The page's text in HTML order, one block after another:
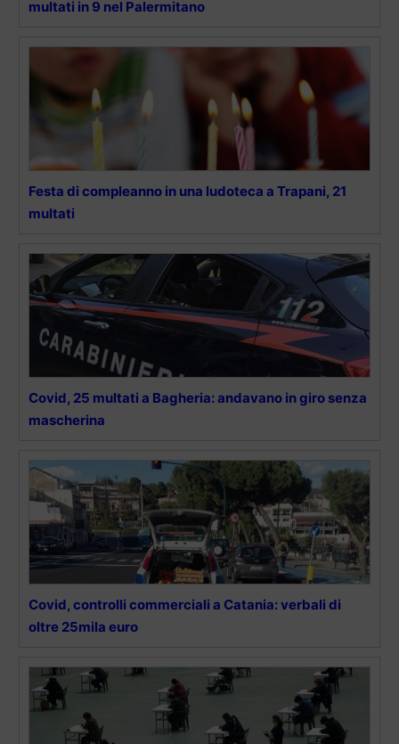
multati in 9 nel Palermitano
Festa di compleanno in una ludoteca a Trapani, 21
multati
Covid, 25 multati a Bagheria: andavano in giro senza
mascherina
Covid, controlli commerciali a Catania: verbali di
oltre 25mila euro